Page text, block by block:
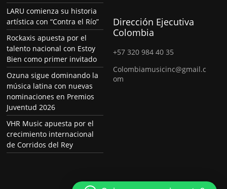
LARU comienza su historia
artística con “Contra el Río”
Rockaxis apuesta por el
talento nacional con Estoy
Bien como primer invitado
Ozuna sigue dominando la
música latina con nuevas
nominaciones en Premios
Juventud 2026
VHR Music apuesta por el
crecimiento internacional
de Corridos del Rey
Dirección Ejecutiva
Colombia
+57 320 984 40 35
Colombiamusicinc@gmail.c
om